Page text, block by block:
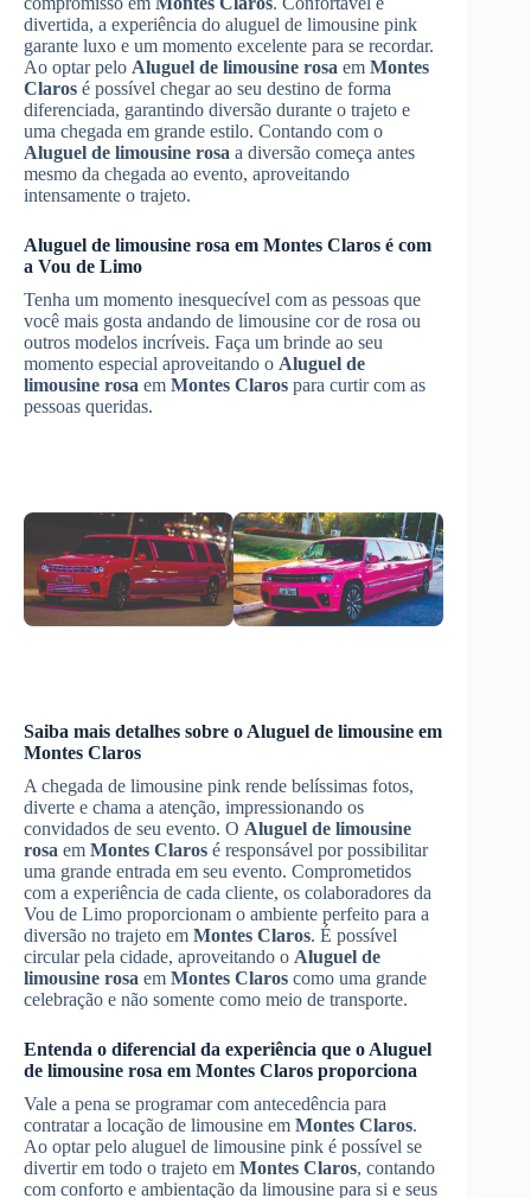
divertida, a experiência do aluguel de limousine pink
garante luxo e um momento excelente para se recordar.
Ao optar pelo Aluguel de limousine rosa em Montes
Claros é possível chegar ao seu destino de forma
diferenciada, garantindo diversão durante o trajeto e
uma chegada em grande estilo. Contando com o
Aluguel de limousine rosa a diversão começa antes
mesmo da chegada ao evento, aproveitando
intensamente o trajeto.
Aluguel de limousine rosa em Montes Claros é com
a Vou de Limo
Tenha um momento inesquecível com as pessoas que
você mais gosta andando de limousine cor de rosa ou
outros modelos incríveis. Faça um brinde ao seu
momento especial aproveitando o Aluguel de
limousine rosa em Montes Claros para curtir com as
pessoas queridas.
Saiba mais detalhes sobre o Aluguel de limousine em
Montes Claros
A chegada de limousine pink rende belíssimas fotos,
diverte e chama a atenção, impressionando os
convidados de seu evento. O Aluguel de limousine
rosa em Montes Claros é responsável por possibilitar
uma grande entrada em seu evento. Comprometidos
com a experiência de cada cliente, os colaboradores da
Vou de Limo proporcionam o ambiente perfeito para a
diversão no trajeto em Montes Claros. É possível
circular pela cidade, aproveitando o Aluguel de
limousine rosa em Montes Claros como uma grande
celebração e não somente como meio de transporte.
Entenda o diferencial da experiência que o Aluguel
de limousine rosa em Montes Claros proporciona
Vale a pena se programar com antecedência para
contratar a locação de limousine em Montes Claros.
Ao optar pelo aluguel de limousine pink é possível se
divertir em todo o trajeto em Montes Claros, contando
com conforto e ambientação da limousine para si e seus